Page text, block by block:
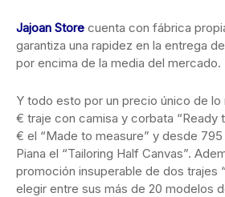
Jajoan Store cuenta con fábrica
garantiza una rapidez en la entrega
por encima de la media del mercado.
Y todo esto por un precio único de
€ traje con camisa y corbata “Ready
€ el “Made to measure” y desde
Piana el “Tailoring Half Canvas”.
promoción insuperable de dos trajes
elegir entre sus más de 20 modelos